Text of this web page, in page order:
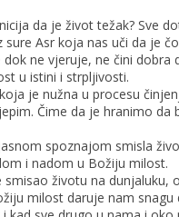
da je život težak? Sve
Asr koja nas uči da je
ne vjeruje, ne čini dobra
u istini i strpljivosti.
je nužna u procesu
Čime da je hranimo da
spoznajom smisla
i nadom u Božiju milost.
smisao životu na dunjaluku,
milost daruje nam snagu